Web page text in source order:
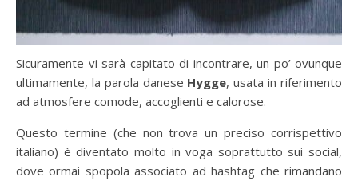
Sicuramente vi sarà capitato di incontrare, un po’ ovunque
ultimamente, la parola danese Hygge, usata in riferimento
ad atmosfere comode, accoglienti e calorose.
Questo termine (che non trova un preciso corrispettivo
italiano) è diventato molto in voga soprattutto sui social,
dove ormai spopola associato ad hashtag che rimandano